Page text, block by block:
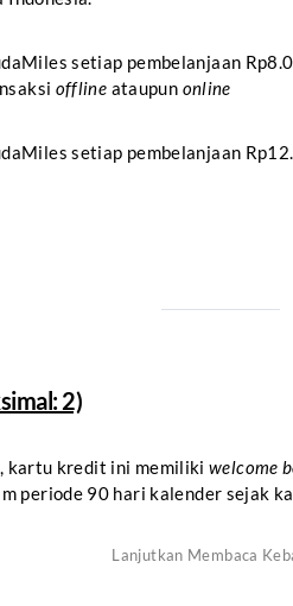
setiap pembelanjaan
offline ataupun online
setiap pembelanjaan
2)
kartu kredit ini memilikiwelcome
periode 90 hari kalender sejak